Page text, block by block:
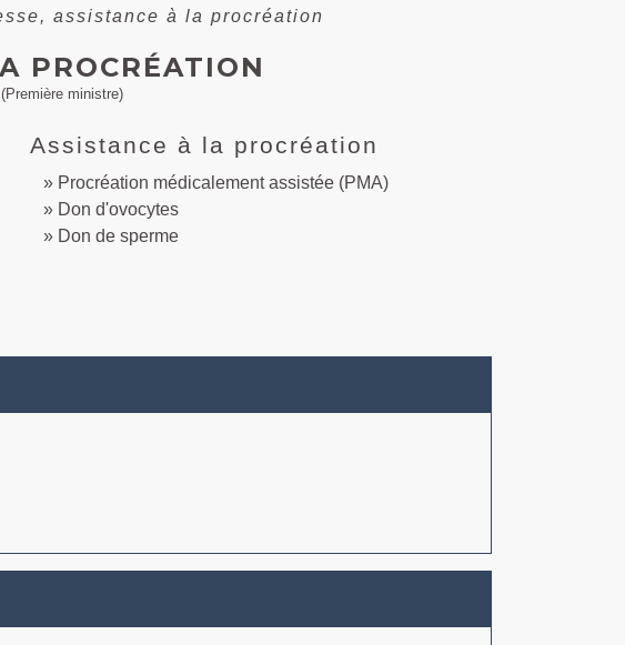
assistance à la procréation
PROCRÉATION
ministre)
Assistance à la procréation
Procréation médicalement assistée (PMA)
Don d'ovocytes
Don de sperme